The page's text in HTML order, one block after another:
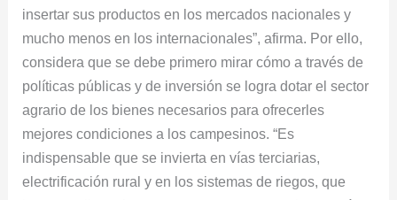
insertar sus productos en los mercados nacionales y
mucho menos en los internacionales”, afirma. Por ello,
considera que se debe primero mirar cómo a través de
políticas públicas y de inversión se logra dotar el sector
agrario de los bienes necesarios para ofrecerles
mejores condiciones a los campesinos. “Es
indispensable que se invierta en vías terciarias,
electrificación rural y en los sistemas de riegos, que